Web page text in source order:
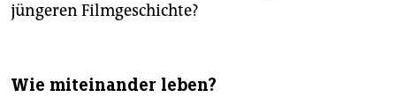
jüngeren Filmgeschichte?
Wie miteinander leben?